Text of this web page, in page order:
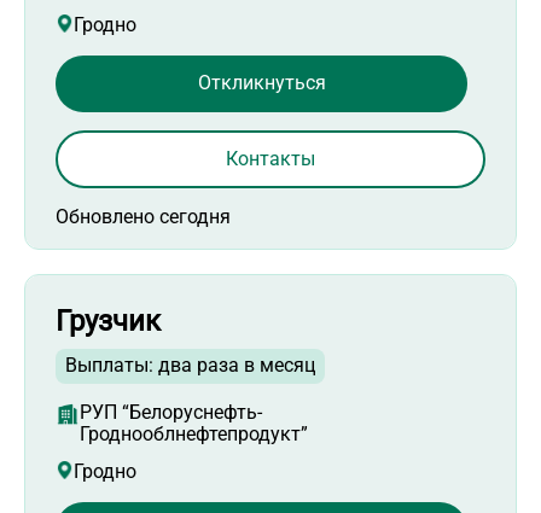
Гродно
Обновлено сегодня
Откликнуться
Контакты
Грузчик
Выплаты: два раза в месяц
РУП “Белоруснефть-
Гроднооблнефтепродукт”
Гродно